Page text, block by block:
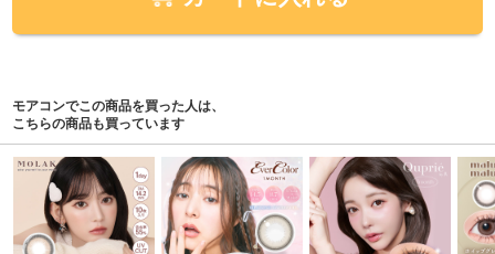
モアコンでこの商品を買った人は、
こちらの商品も買っています